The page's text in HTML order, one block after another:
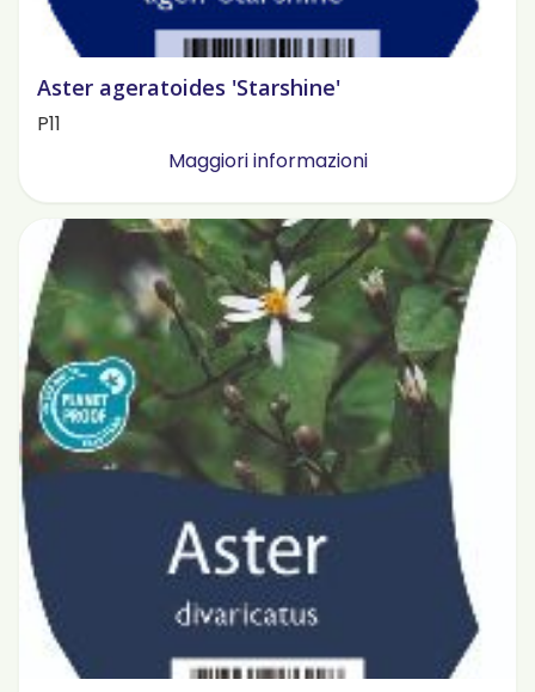
Aster ageratoides 'Starshine'
P11
Maggiori informazioni